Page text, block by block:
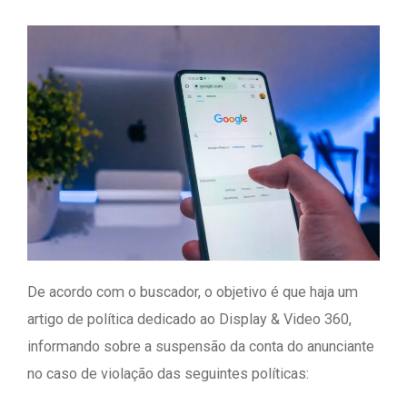
De acordo com o buscador, o objetivo é que haja um
artigo de política dedicado ao Display & Video 360,
informando sobre a suspensão da conta do anunciante
no caso de violação das seguintes políticas: